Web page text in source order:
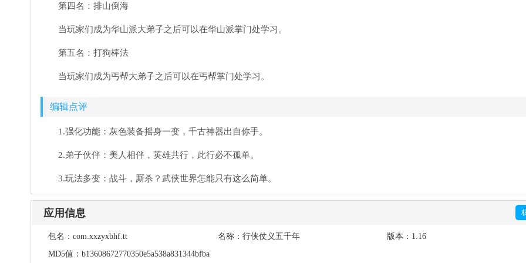
第四名：排山倒海
当玩家们成为华山派大弟子之后可以在华山派掌门处学习。
第五名：打狗棒法
当玩家们成为丐帮大弟子之后可以在丐帮掌门处学习。
编辑点评
1.强化功能：灰色装备摇身一变，千古神器出自你手。
2.弟子伙伴：美人相伴，英雄共行，此行必不孤单。
3.玩法多变：战斗，厮杀？武侠世界怎能只有这么简单。
应用信息
包名： com.xxzyxbhf.tt 名称： 行侠仗义五千年 版本： 1.16
MD5值： b13608672770350e5a538a831344bfba